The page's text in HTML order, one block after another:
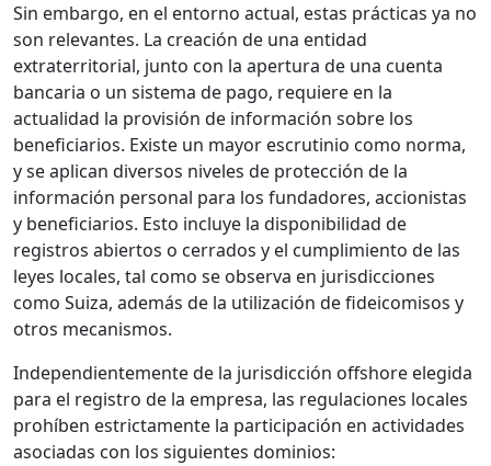
Sin embargo, en el entorno actual, estas prácticas ya no
son relevantes. La creación de una entidad
extraterritorial, junto con la apertura de una cuenta
bancaria o un sistema de pago, requiere en la
actualidad la provisión de información sobre los
beneficiarios. Existe un mayor escrutinio como norma,
y se aplican diversos niveles de protección de la
información personal para los fundadores, accionistas
y beneficiarios. Esto incluye la disponibilidad de
registros abiertos o cerrados y el cumplimiento de las
leyes locales, tal como se observa en jurisdicciones
como Suiza, además de la utilización de fideicomisos y
otros mecanismos.
Independientemente de la jurisdicción offshore elegida
para el registro de la empresa, las regulaciones locales
prohíben estrictamente la participación en actividades
asociadas con los siguientes dominios: